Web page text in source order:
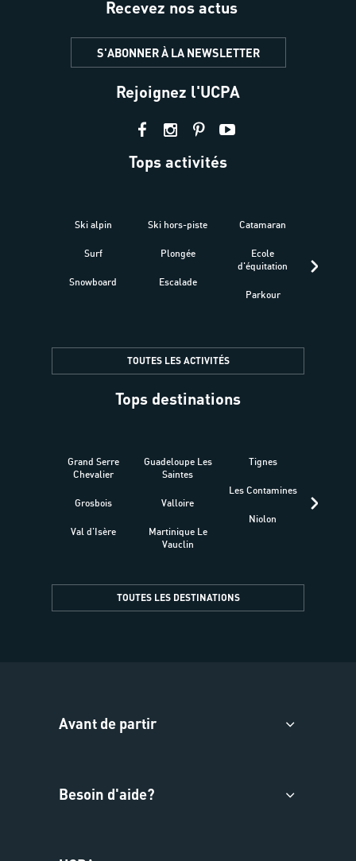
Recevez nos actus
S'ABONNER À LA NEWSLETTER
Rejoignez l'UCPA
Tops activités
Ski alpin
Surf
Snowboard
Ski hors-piste
Plongée
Escalade
Catamaran
Ecole
d'équitation
Parkour
TOUTES LES ACTIVITÉS
Tops destinations
Grand Serre
Chevalier
Grosbois
Val d'Isère
Guadeloupe Les
Saintes
Valloire
Martinique Le
Vauclin
Tignes
Les Contamines
Niolon
TOUTES LES DESTINATIONS
Avant de partir
Besoin d'aide?